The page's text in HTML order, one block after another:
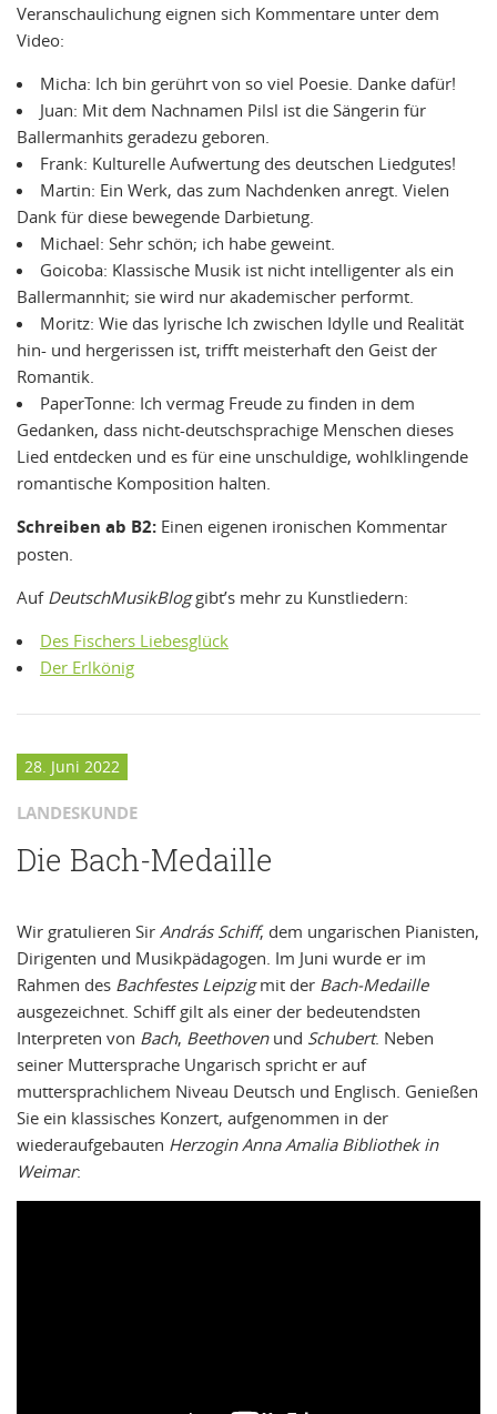
Veranschaulichung eignen sich Kommentare unter dem
Video:
Micha: Ich bin gerührt von so viel Poesie. Danke dafür!
Juan: Mit dem Nachnamen Pilsl ist die Sängerin für
Ballermanhits geradezu geboren.
Frank: Kulturelle Aufwertung des deutschen Liedgutes!
Martin: Ein Werk, das zum Nachdenken anregt. Vielen
Dank für diese bewegende Darbietung.
Michael: Sehr schön; ich habe geweint.
Goicoba: Klassische Musik ist nicht intelligenter als ein
Ballermannhit; sie wird nur akademischer performt.
Moritz: Wie das lyrische Ich zwischen Idylle und Realität
hin- und hergerissen ist, trifft meisterhaft den Geist der
Romantik.
PaperTonne: Ich vermag Freude zu finden in dem
Gedanken, dass nicht-deutschsprachige Menschen dieses
Lied entdecken und es für eine unschuldige, wohlklingende
romantische Komposition halten.
Schreiben ab B2: Einen eigenen ironischen Kommentar
posten.
Auf DeutschMusikBloggibt’s mehr zu Kunstliedern:
Des Fischers Liebesglück
Der Erlkönig
28. Juni 2022
LANDESKUNDE
Die Bach-Medaille
Wir gratulieren Sir András Schiff, dem ungarischen Pianisten,
Dirigenten und Musikpädagogen. Im Juni wurde er im
Rahmen des Bachfestes Leipzigmit der Bach-Medaille
ausgezeichnet. Schiff gilt als einer der bedeutendsten
Interpreten von Bach, Beethovenund Schubert. Neben
seiner Muttersprache Ungarisch spricht er auf
muttersprachlichem Niveau Deutsch und Englisch. Genießen
Sie ein klassisches Konzert, aufgenommen in der
wiederaufgebauten Herzogin Anna Amalia Bibliothek in
Weimar: